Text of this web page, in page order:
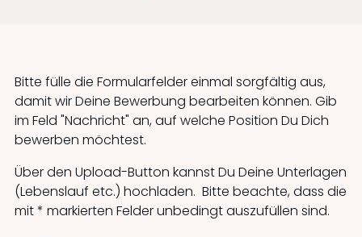
Bitte fülle die Formularfelder einmal sorgfältig aus,
damit wir Deine Bewerbung bearbeiten können. Gib
im Feld "Nachricht" an, auf welche Position Du Dich
bewerben möchtest.
Über den Upload-Button kannst Du Deine Unterlagen
(Lebenslauf etc.) hochladen. Bitte beachte, dass die
mit * markierten Felder unbedingt auszufüllen sind.